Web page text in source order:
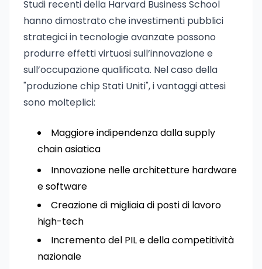
Studi recenti della Harvard Business School
hanno dimostrato che investimenti pubblici
strategici in tecnologie avanzate possono
produrre effetti virtuosi sull’innovazione e
sull’occupazione qualificata. Nel caso della
"produzione chip Stati Uniti", i vantaggi attesi
sono molteplici:
Maggiore indipendenza dalla supply
chain asiatica
Innovazione nelle architetture hardware
e software
Creazione di migliaia di posti di lavoro
high-tech
Incremento del PIL e della competitività
nazionale